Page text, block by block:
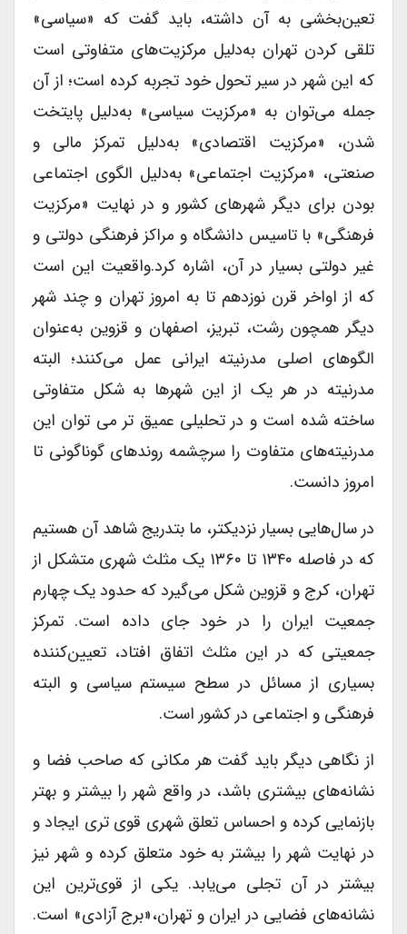
تعین‌بخشی به آن داشته، باید گفت که «سیاسی»
تلقی کردن تهران به‌دلیل مرکزیت‌های متفاوتی است
که این شهر در سیر تحول خود تجربه کرده است؛ از آن
جمله می‌توان به «مرکزیت سیاسی» به‌دلیل پایتخت
شدن، «مرکزیت اقتصادی» به‌دلیل تمرکز مالی و
صنعتی، «مرکزیت اجتماعی» به‌دلیل الگوی اجتماعی
بودن برای دیگر شهرهای کشور و در نهایت «مرکزیت
فرهنگی» با تاسیس دانشگاه و مراکز فرهنگی دولتی و
غیر دولتی بسیار در آن، اشاره کرد.واقعیت این است
که از اواخر قرن نوزدهم تا به امروز تهران و چند شهر
دیگر همچون رشت، تبریز، اصفهان و قزوین به‌عنوان
الگوهای اصلی مدرنیته ایرانی عمل می‌کنند؛ البته
مدرنیته در هر یک از این شهرها به شکل متفاوتی
ساخته شده است و در تحلیلی عمیق تر می توان این
مدرنیته‌های متفاوت را سرچشمه روندهای گوناگونی تا
امروز دانست.
در سال‌هایی بسیار نزدیکتر، ما بتدریج شاهد آن هستیم
که در فاصله ۱۳۴۰ تا ۱۳۶۰ یک مثلث شهری متشکل از
تهران، کرج و قزوین شکل می‌گیرد که حدود یک چهارم
جمعیت ایران را در خود جای داده است. تمرکز
جمعیتی که در این مثلث اتفاق افتاد، تعیین‌کننده
بسیاری از مسائل در سطح سیستم سیاسی و البته
فرهنگی و اجتماعی در کشور است.
از نگاهی دیگر باید گفت هر مکانی که صاحب فضا و
نشانه‌های بیشتری باشد، در واقع شهر را بیشتر و بهتر
بازنمایی کرده و احساس تعلق شهری قوی تری ایجاد و
در نهایت شهر را بیشتر به خود متعلق کرده و شهر نیز
بیشتر در آن تجلی می‌یابد. یکی از قوی‌ترین این
نشانه‌های فضایی در ایران و تهران،«برج آزادی» است.